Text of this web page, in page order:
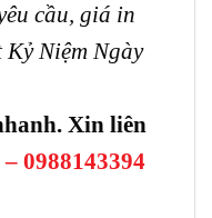
cầu, giá in
Niệm Ngày
Xin liên
0988143394